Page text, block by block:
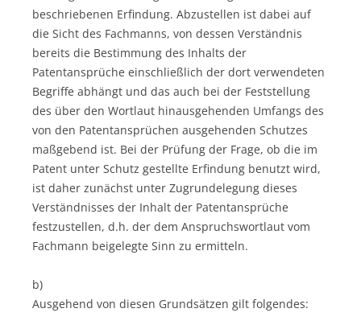
beschriebenen Erfindung. Abzustellen ist dabei auf
die Sicht des Fachmanns, von dessen Verständnis
bereits die Bestimmung des Inhalts der
Patentansprüche einschließlich der dort verwendeten
Begriffe abhängt und das auch bei der Feststellung
des über den Wortlaut hinausgehenden Umfangs des
von den Patentansprüchen ausgehenden Schutzes
maßgebend ist. Bei der Prüfung der Frage, ob die im
Patent unter Schutz gestellte Erfindung benutzt wird,
ist daher zunächst unter Zugrundelegung dieses
Verständnisses der Inhalt der Patentansprüche
festzustellen, d.h. der dem Anspruchswortlaut vom
Fachmann beigelegte Sinn zu ermitteln.
b)
Ausgehend von diesen Grundsätzen gilt folgendes: